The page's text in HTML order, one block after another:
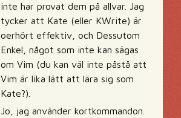
inte har provat dem på allvar. Jag
tycker att Kate (eller KWrite) är
oerhört effektiv, och Dessutom
Enkel, något som inte kan sägas
om Vim (du kan väl inte påstå att
Vim är lika lätt att lära sig som
Kate?).
Jo, jag använder kortkommandon.